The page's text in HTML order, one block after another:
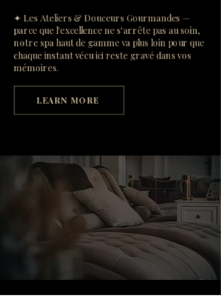
✦ Les Ateliers & Douceurs Gourmandes —
parce que l'excellence ne s'arrête pas au soin,
notre spa haut de gamme va plus loin pour que
chaque instant vécu ici reste gravé dans vos
mémoires.
LEARN MORE